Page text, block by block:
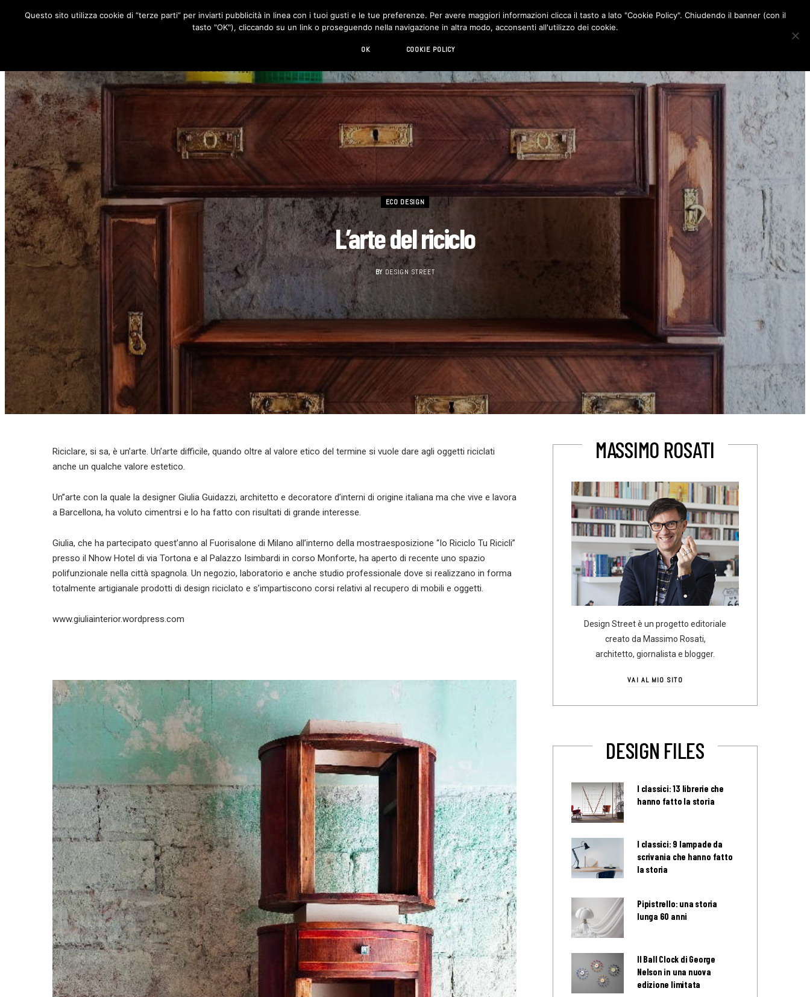
RUBRICHE DESIGN LIVING HI-TECH CHI SIAMO CONTATTI
o
o
g
r
t
d
n
ECO DESIGN
L’arte del riciclo
BY DESIGN STREET
Riciclare, si sa, è un’arte. Un’arte difficile, quando oltre al valore etico del termine si vuole dare agli oggetti riciclati
anche un qualche valore estetico.
Un’’arte con la quale la designer Giulia Guidazzi, architetto e decoratore d’interni di origine italiana ma che vive e lavora
a Barcellona, ha voluto cimentrsi e lo ha fatto con risultati di grande interesse.
Giulia, che ha partecipato quest’anno al Fuorisalone di Milano all’interno della mostraesposizione “Io Riciclo Tu Ricicli”
presso il Nhow Hotel di via Tortona e al Palazzo Isimbardi in corso Monforte, ha aperto di recente uno spazio
polifunzionale nella città spagnola. Un negozio, laboratorio e anche studio professionale dove si realizzano in forma
totalmente artigianale prodotti di design riciclato e s’impartiscono corsi relativi al recupero di mobili e oggetti.
www.giuliainterior.wordpress.com
MASSIMO ROSATI
Design Street è un progetto editoriale
creato da Massimo Rosati,
architetto, giornalista e blogger.
VAI AL MIO SITO
DESIGN FILES
I classici: 13 librerie che
hanno fatto la storia
I classici: 9 lampade da
scrivania che hanno fatto
la storia
Pipistrello: una storia
lunga 60 anni
Il Ball Clock di George
Nelson in una nuova
edizione limitata
Questo sito utilizza cookie di “terze parti” per inviarti pubblicità in linea con i tuoi gusti e le tue preferenze. Per avere maggiori informazioni clicca il tasto a lato "Cookie Policy". Chiudendo il banner (con il
tasto "OK"), cliccando su un link o proseguendo nella navigazione in altra modo, acconsenti all'utilizzo dei cookie.
OK COOKIE POLICY